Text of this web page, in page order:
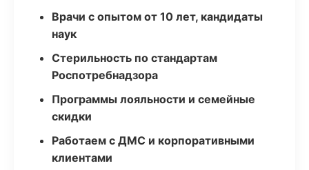
Врачи с опытом от 10 лет, кандидаты
наук
Стерильность по стандартам
Роспотребнадзора
Программы лояльности и семейные
скидки
Работаем с ДМС и корпоративными
клиентами